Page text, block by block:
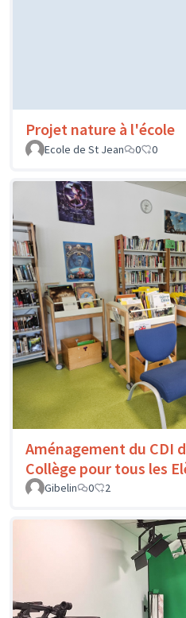
Projet nature à l'école
Ecole de St Jean
0 0
Aménagement du CDI
Collège pour tous les
Gibelin
0 2